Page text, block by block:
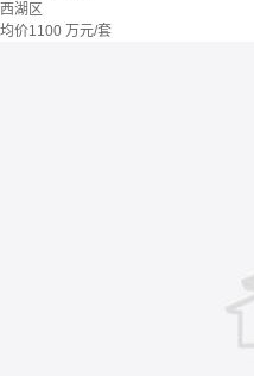
西湖区
均价1100 万元/套